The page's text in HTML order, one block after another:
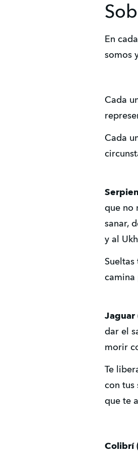
En
somos
Cada
Cada
que no
sanar,
y al
camina
Jaguar
dar el
morir
Te
con tus
que te
Colibrí